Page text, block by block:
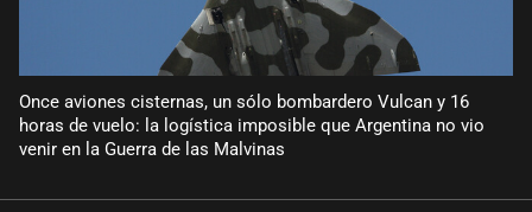
Once aviones cisternas, un sólo bombardero Vulcan y 16
horas de vuelo: la logística imposible que Argentina no vio
venir en la Guerra de las Malvinas